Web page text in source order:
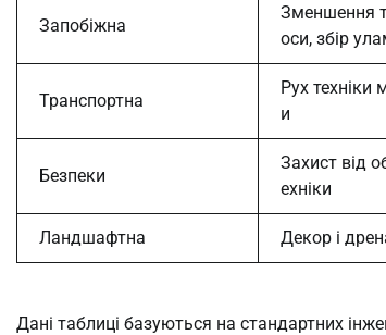
Запобіжна
Зменшення
оси, збір
Транспортна
Рух техніки
и
Безпеки
Захист від
ехніки
Ландшафтна Декор і
Дані таблиці базуються на стандартних